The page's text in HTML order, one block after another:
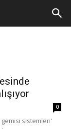
0
gemisi sistemleri'